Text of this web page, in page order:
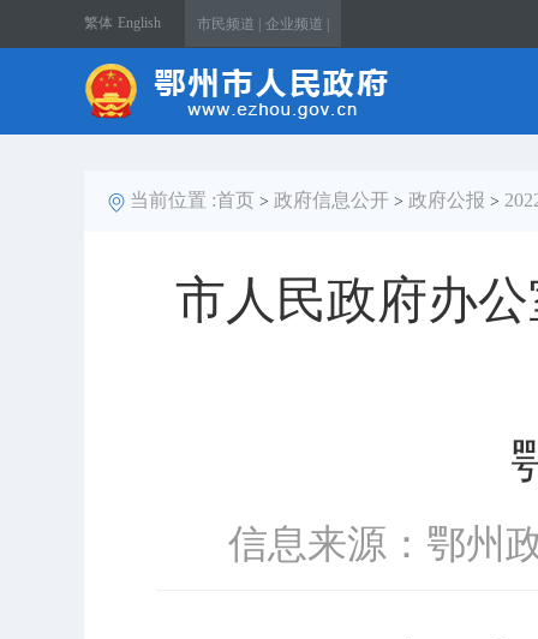
繁体 English 市民频道 | 企业频道 |
当前位置 :首页 > 政府信息公开 > 政府公报 >
市人民政府办
信息来源：鄂州